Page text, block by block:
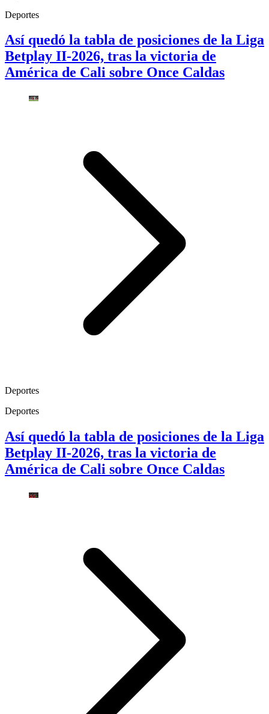
Deportes
Así quedó la tabla de posiciones de la Liga
Betplay II-2026, tras la victoria de
América de Cali sobre Once Caldas
Deportes
Deportes
Así quedó la tabla de posiciones de la Liga
Betplay II-2026, tras la victoria de
América de Cali sobre Once Caldas